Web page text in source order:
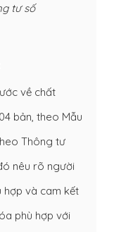
tư số
về chất
bản, theo Mẫu
Thông tư
nêu rõ người
hợp và cam kết
phù hợp với